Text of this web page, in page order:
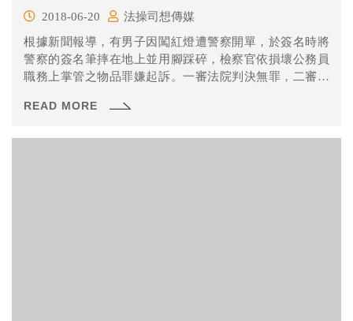
2018-06-20
法操司想傳媒
根據新聞報導，有男子因闖紅燈遭警察開單，於簽名時將
警察的簽名筆摔在地上並用腳踩碎，檢察官依損壞公務員
職務上掌管之物品罪嫌起訴。一審法院判決無罪，二審檢
公務罪責，判決拘役10天。(註)
READ MORE